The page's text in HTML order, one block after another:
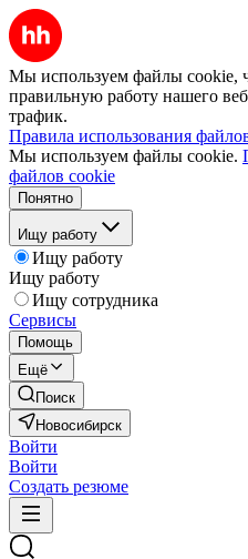
Мы используем файлы cookie,
правильную работу нашего
трафик.
Правила использования
Мы используем файлы cookie.
файлов cookie
Понятно
Ищу работу
Ищу работу
Ищу работу
Ищу сотрудника
Сервисы
Помощь
Ещё
Поиск
Новосибирск
Войти
Войти
Создать резюме